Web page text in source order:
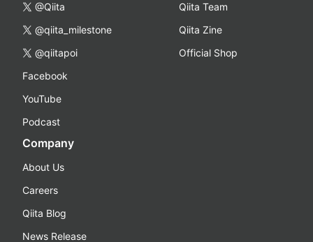
@Qiita
@qiita_milestone
@qiitapoi
Facebook
YouTube
Podcast
Qiita Team
Qiita Zine
Official Shop
Company
About Us
Careers
Qiita Blog
News Release